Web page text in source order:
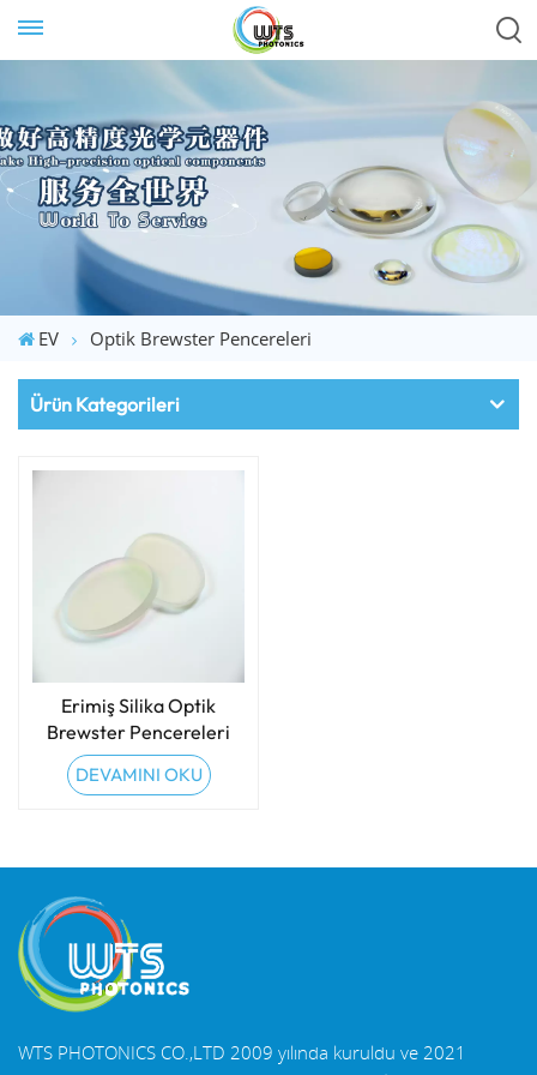
EV Optik Brewster Pencereleri
Ürün Kategorileri
Erimiş Silika Optik
Brewster Pencereleri
DEVAMINI OKU
WTS PHOTONICS CO.,LTD 2009 yılında kuruldu ve 2021